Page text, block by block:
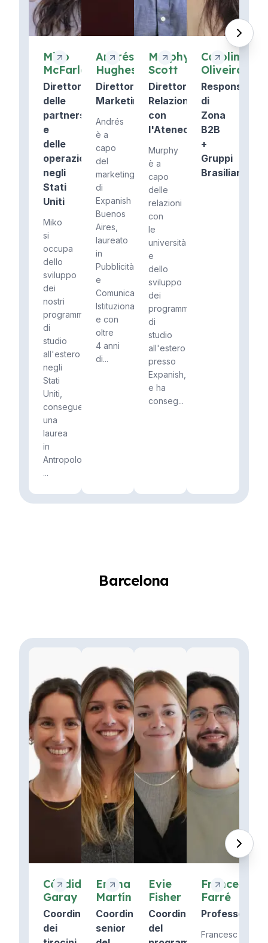
Miko
McFarland
Direttore
delle
partnership
e
delle
operazioni
negli
Stati
Uniti
Miko
si
occupa
dello
sviluppo
dei
nostri
programmi
di
studio
all'estero
negli
Stati
Uniti,
conseguendo
una
laurea
in
Antropologia
...
Andrés
Hughes
Direttore
Marketing
Andrés
è a
capo
del
marketing
di
Expanish
Buenos
Aires,
laureato
in
Pubblicità
e
Comunicazione
Istituzionale
e con
oltre
4 anni
di...
Murphy
Scott
Direttore
Relazioni
con
l'Ateneo
Murphy
è a
capo
delle
relazioni
con
le
università
e
dello
sviluppo
dei
programmi
di
studio
all'estero
presso
Expanish,
e ha
conseg...
Caroline
Oliveira
Responsabile
di
Zona
B2B
+
Gruppi
Brasiliani
Barcelona
Cándida
Garay
Coordinatore
dei
Emma
Martín
Coordinatore
senior
Evie
Fisher
Coordinatore
del
Francesc
Farré
Professore
Francesc